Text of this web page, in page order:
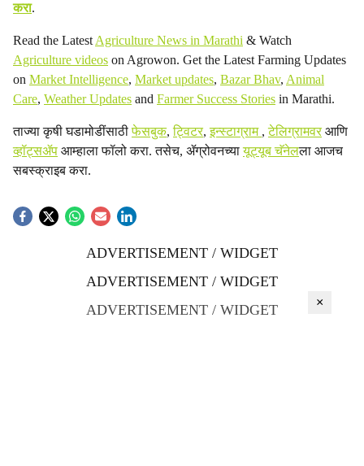
करा.
Read the Latest Agriculture News in Marathi & Watch
Agriculture videos on Agrowon. Get the Latest Farming Updates
on Market Intelligence, Market updates, Bazar Bhav, Animal
Care, Weather Updates and Farmer Success Stories in Marathi.
ताज्या कृषी घडामोडींसाठीफेसबुक,ट्विटर,इन्स्टाग्राम ,टेलिग्रामवरआणि
व्हॉट्सॲप आम्हाला फॉलो करा. तसेच, ॲग्रोवनच्यायूट्यूब चॅनेलला आजच
सबस्क्राइब करा.
ADVERTISEMENT / WIDGET
ADVERTISEMENT / WIDGET
ADVERTISEMENT / WIDGET
×